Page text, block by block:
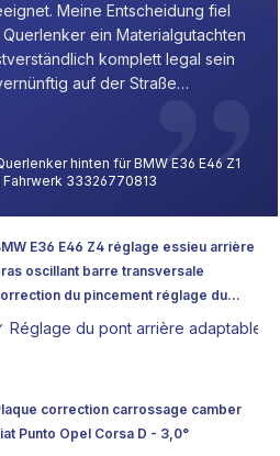
Meine Entscheidung fiel
ein Materialgutachten
komplett legal sein
auf der Straße
überzeugt, da ich auch die
E9x-Performance-
von Epytec verbaut habe.
es dort aktuell eher schleppend
idrisiyb?
hinten für BMW E36 E46 Z1
33326770813
E36 E46 Z4 réglage essieu arrière
oscillant barre transversale
du pincement réglage du
pincement
Réglage du pont arrière adaptable
correction carrossage camber
Punto Opel Corsa D - 3,0°